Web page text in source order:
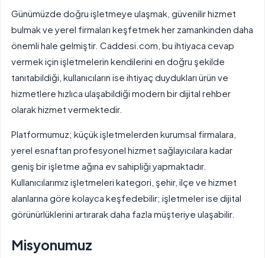
Günümüzde doğru işletmeye ulaşmak, güvenilir hizmet
bulmak ve yerel firmaları keşfetmek her zamankinden daha
önemli hale gelmiştir. Caddesi.com, bu ihtiyaca cevap
vermek için işletmelerin kendilerini en doğru şekilde
tanıtabildiği, kullanıcıların ise ihtiyaç duydukları ürün ve
hizmetlere hızlıca ulaşabildiği modern bir dijital rehber
olarak hizmet vermektedir.
Platformumuz; küçük işletmelerden kurumsal firmalara,
yerel esnaftan profesyonel hizmet sağlayıcılara kadar
geniş bir işletme ağına ev sahipliği yapmaktadır.
Kullanıcılarımız işletmeleri kategori, şehir, ilçe ve hizmet
alanlarına göre kolayca keşfedebilir; işletmeler ise dijital
görünürlüklerini artırarak daha fazla müşteriye ulaşabilir.
Misyonumuz